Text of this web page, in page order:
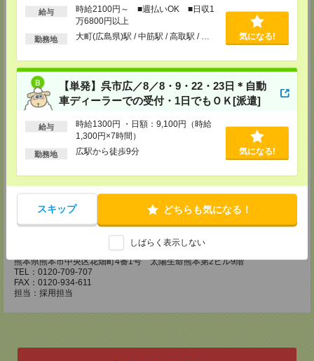
給与
時給2100円～ ■週払いOK ■日収1
万6800円以上
勤務地 大町(広島県)駅 / 中筋駅 / 高取駅 / … 気になる!
【単発】呉市広／8／8・9・22・23日＊自動
車ディーラーでの受付・1日でもＯＫ[派遣]
給与
時給1300円 ・日額：9,100円（時給
1,300円×7時間）
勤務地 広駅から徒歩9分 気になる!
スキップ どちらも気になる！
しばらく表示しない
広島営業所
広島県広島市中区紙屋町2丁目1番地22号 広島興銀ビル11階
TEL：0120-709-707
担当：採用担当
松山営業所
〒790-0003
愛媛県松山市三番町7丁目1番地21号 ジブラルタ生命松山ビル8階
TEL：0120-709-707
FAX：0120-709-890
福岡営業所
〒810-0801
福岡県福岡市博多区中洲5丁目6番24号 第6ガーデンビル2階
TEL：0120-709-707
FAX：0120-709-927
担当：採用担当
熊本県熊本市中央区花畑町4番1号 太陽生命熊本第2ビル9階
TEL：0120-709-707
FAX：0120-934-611
担当：採用担当